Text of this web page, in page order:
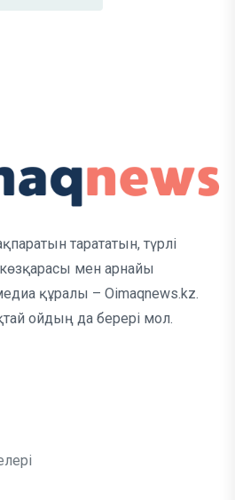
тарататын, түрлі
мен арнайы
құралы – Oimaqnews.kz.
ойдың да берері мол.